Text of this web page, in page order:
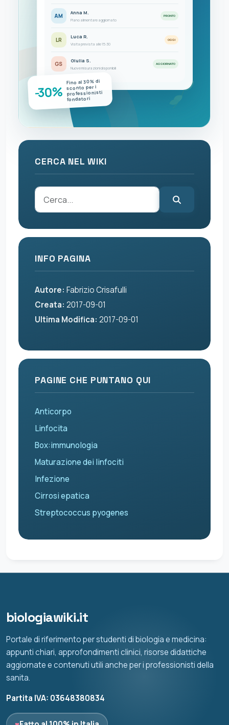
AM Anna M.
Piano alimentare aggiornato
PRONTO
LR Luca R.
Visita prevista alle 15:30
OGGI
GS Giulia S.
Nuove misurazioni disponibili
AGGIORNATO
-30%
Fino al 30% di
sconto per i
professionisti
fondatori
CERCA NEL WIKI
INFO PAGINA
Autore: Fabrizio Crisafulli
Creata: 2017-09-01
Ultima Modifica: 2017-09-01
PAGINE CHE PUNTANO QUI
Anticorpo
Linfocita
Box:immunologia
Maturazione dei linfociti
Infezione
Cirrosi epatica
Streptococcus pyogenes
biologiawiki.it
Portale di riferimento per studenti di biologia e medicina:
appunti chiari, approfondimenti clinici, risorse didattiche
aggiornate e contenuti utili anche per i professionisti della
sanita.
Partita IVA: 03648380834